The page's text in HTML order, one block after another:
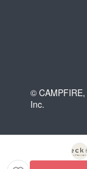
© CAMPFIRE,
Inc.